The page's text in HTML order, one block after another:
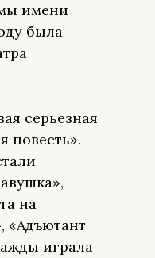
имени
была
серьезная
повесть».
на
«Адъютант
играла